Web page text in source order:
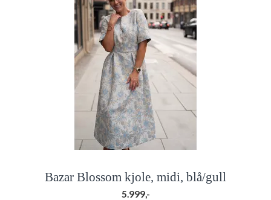
Bazar Blossom kjole, midi, blå/gull
5.999,-